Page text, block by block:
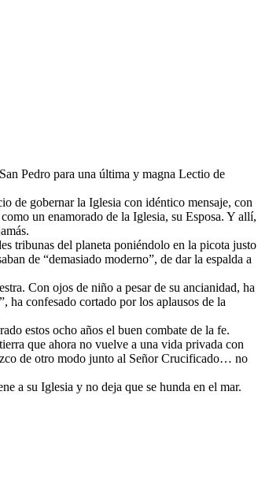
Pedro para una última y magna Lectio de
de gobernar la Iglesia con idéntico mensaje, con
un enamorado de la Iglesia, su Esposa. Y allí,
tribunas del planeta poniéndolo en la picota justo
de “demasiado moderno”, de dar la espalda a
Con ojos de niño a pesar de su ancianidad, ha
ha confesado cortado por los aplausos de la
estos ocho años el buen combate de la fe.
que ahora no vuelve a una vida privada con
de otro modo junto al Señor Crucificado… no
a su Iglesia y no deja que se hunda en el mar.